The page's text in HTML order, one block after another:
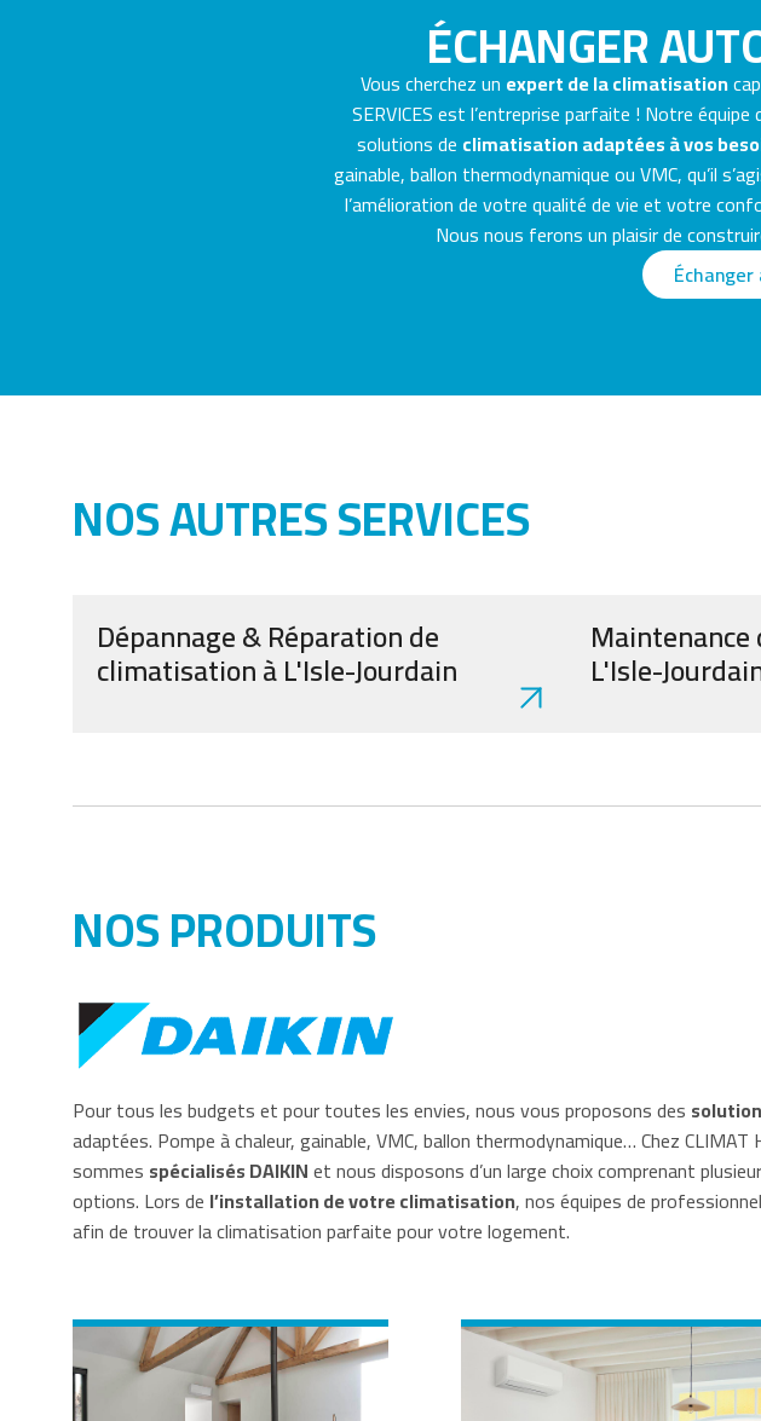
ÉCHANGER
Vous cherchez un expert de la climatisation
SERVICES est l’entreprise parfaite ! Notre
solutions de climatisation adaptées à vos
gainable, ballon thermodynamique ou VMC, qu’il
l’amélioration de votre qualité de vie et votre
Nous nous ferons un plaisir de
NOS AUTRES SERVICES
Dépannage & Réparation de
climatisation à L'Isle-Jourdain L'Isle-
NOS PRODUITS
Pour tous les budgets et pour toutes les envies, nous vous proposons des
adaptées. Pompe à chaleur, gainable, VMC, ballon thermodynamique… Chez CLIMAT
sommes spécialisés DAIKINet nous disposons d’un large choix comprenant
options. Lors de l’installation de votre climatisation, nos équipes de
afin de trouver la climatisation parfaite pour votre logement.